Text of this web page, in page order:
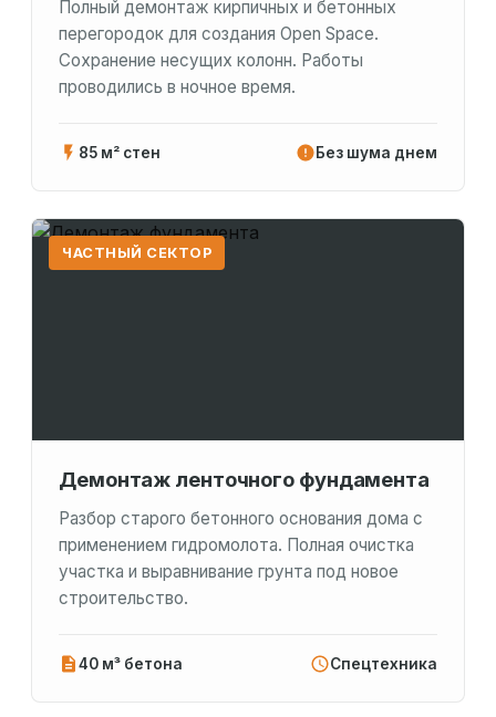
Полный демонтаж кирпичных и бетонных
перегородок для создания Open Space.
Сохранение несущих колонн. Работы
проводились в ночное время.
85 м² стен Без шума днем
ЧАСТНЫЙ СЕКТОР
Демонтаж ленточного фундамента
Разбор старого бетонного основания дома с
применением гидромолота. Полная очистка
участка и выравнивание грунта под новое
строительство.
40 м³ бетона Спецтехника